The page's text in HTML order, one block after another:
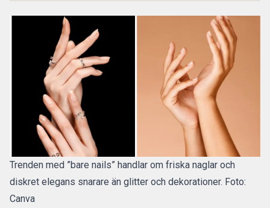
Trenden med ”bare nails” handlar om friska naglar och
diskret elegans snarare än glitter och dekorationer. Foto:
Canva